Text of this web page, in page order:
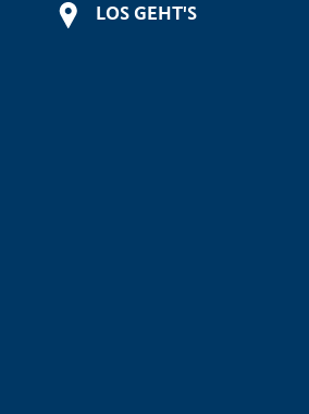
LOS GEHT'S